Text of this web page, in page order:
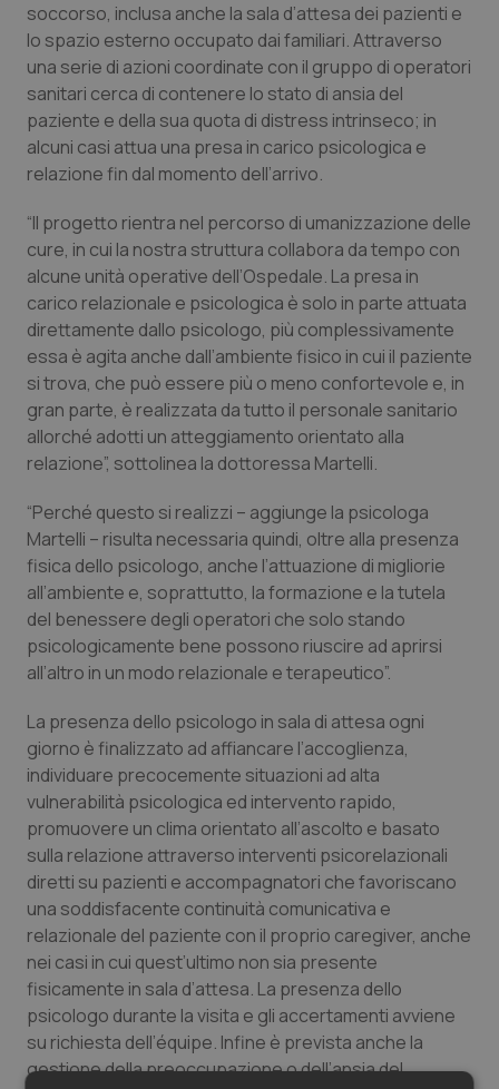
Umbria
Valle D’Aosta
Veneto
Oftalmologia
Oncodermatologia
Oncoematologia
Oncologia & Nutrizione
Psoriasi & pelle
Quotidiano Cardiologia
Quotidiano Chirurgia
Quotidiano Oncologia
Quotidiano Pediatria
Rene & patologie urogenitali
Salute orale & impianti
Sangue & coagulazione
Tiroide
Tumore al seno
Tumore ovarico
Tumori del Polmone & Testa Collo
Tumori gastrointestinali
Ulcera & Reflusso
Vaccini
soccorso, inclusa anche la sala d’attesa dei pazienti e
lo spazio esterno occupato dai familiari. Attraverso
una serie di azioni coordinate con il gruppo di operatori
sanitari cerca di contenere lo stato di ansia del
paziente e della sua quota di distress intrinseco; in
alcuni casi attua una presa in carico psicologica e
relazione fin dal momento dell’arrivo.
“Il progetto rientra nel percorso di umanizzazione delle
cure, in cui la nostra struttura collabora da tempo con
alcune unità operative dell’Ospedale. La presa in
carico relazionale e psicologica è solo in parte attuata
direttamente dallo psicologo, più complessivamente
essa è agita anche dall’ambiente fisico in cui il paziente
si trova, che può essere più o meno confortevole e, in
gran parte, è realizzata da tutto il personale sanitario
allorché adotti un atteggiamento orientato alla
relazione”, sottolinea la dottoressa Martelli.
“Perché questo si realizzi – aggiunge la psicologa
Martelli – risulta necessaria quindi, oltre alla presenza
fisica dello psicologo, anche l’attuazione di migliorie
all’ambiente e, soprattutto, la formazione e la tutela
del benessere degli operatori che solo stando
psicologicamente bene possono riuscire ad aprirsi
all’altro in un modo relazionale e terapeutico”.
La presenza dello psicologo in sala di attesa ogni
giorno è finalizzato ad affiancare l’accoglienza,
individuare precocemente situazioni ad alta
vulnerabilità psicologica ed intervento rapido,
promuovere un clima orientato all’ascolto e basato
sulla relazione attraverso interventi psicorelazionali
diretti su pazienti e accompagnatori che favoriscano
una soddisfacente continuità comunicativa e
relazionale del paziente con il proprio caregiver, anche
nei casi in cui quest’ultimo non sia presente
fisicamente in sala d’attesa. La presenza dello
psicologo durante la visita e gli accertamenti avviene
su richiesta dell’équipe. Infine è prevista anche la
gestione della preoccupazione o dell’ansia del